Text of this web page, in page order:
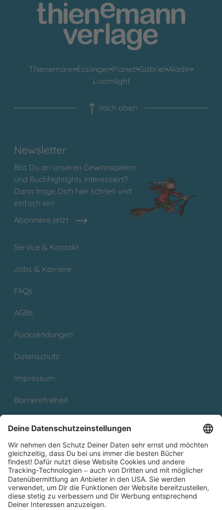
Thienemann•Esslinger•Planet!•Gabriel•Aladin•
Loomlight
nach oben
Newsletter
Bist Du an unseren Gewinnspielen
und Buchhighlights interessiert?
Dann trage Dich hier schnell und
einfach ein!
Abonniere jetzt
Service & Kontakt
Jobs & Karriere
FAQs
AGBs
Rücksendungen
Datenschutz
Impressum
Barrierefreiheit
Partnerprogramm (Affiliate)
Folge uns auf